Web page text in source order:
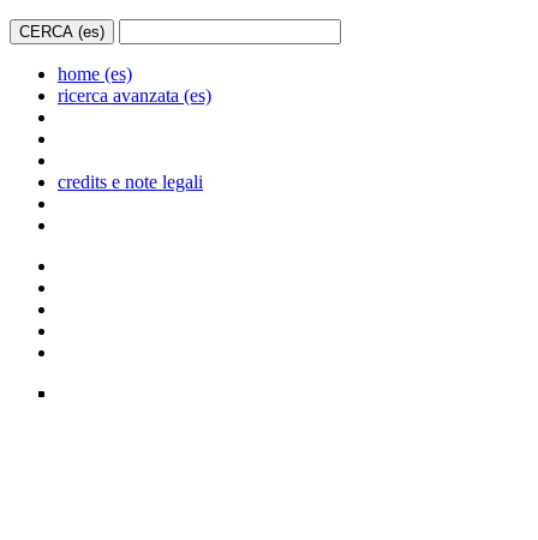
home (es)
ricerca avanzata (es)
credits e note legali